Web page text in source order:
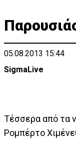
05.08.2013 15:44
SigmaLive
Τέσσερα από τα
Ρομπέρτο